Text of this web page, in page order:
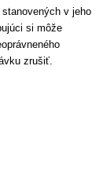
v jeho
si môže
zrušiť.